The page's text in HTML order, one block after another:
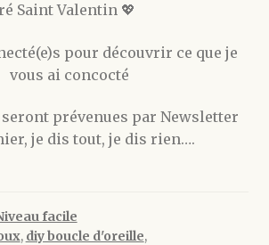
Saint Valentin 💖
pour découvrir ce que je
vous ai concocté
seront prévenues par Newsletter
je dis tout, je dis rien….
facile
, diy boucle d'oreille,